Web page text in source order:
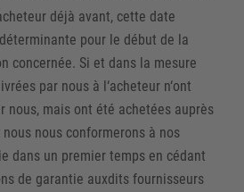
déjà avant, cette date
pour le début de la
concernée. Si et dans la mesure
par nous à l‘acheteur n‘ont
nous, mais ont été achetées auprès
nous conformerons à nos
dans un premier temps en cédant
de garantie auxdits fournisseurs